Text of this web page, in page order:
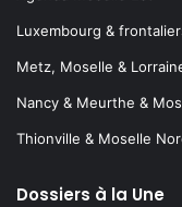
Luxembourg &
Metz, Moselle &
Nancy & Meurthe &
Thionville & Moselle
Dossiers à la Une